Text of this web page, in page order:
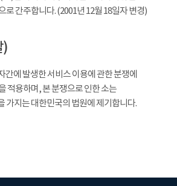
로 간주합니다. (2001년 12월 18일자 변경)
)
에 발생한 서비스 이용에 관한 분쟁에
적용하며, 본 분쟁으로 인한 소는
가지는 대한민국의 법원에 제기합니다.